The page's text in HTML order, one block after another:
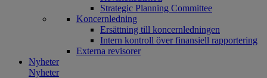
Strategic Planning Committee
Koncernledning
Ersättning till koncernledningen
Intern kontroll över finansiell rapportering
Externa revisorer
Nyheter
Nyheter